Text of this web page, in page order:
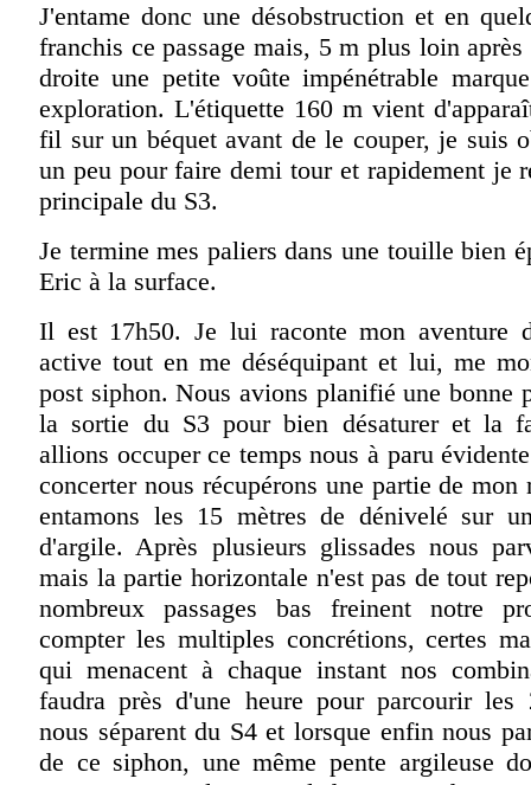
J'entame donc une désobstruction et en
franchis ce passage mais, 5 m plus loin
droite une petite voûte impénétrable
exploration. L'étiquette 160 m vient
fil sur un béquet avant de le couper, je suis
un peu pour faire demi tour et rapidement je
principale du S3.
Je termine mes paliers dans une touille bien
Eric à la surface.
Il est 17h50. Je lui raconte mon aventure
active tout en me déséquipant et lui, me
post siphon. Nous avions planifié une bonne
la sortie du S3 pour bien désaturer et la
allions occuper ce temps nous à paru
concerter nous récupérons une partie de mon
entamons les 15 mètres de dénivelé sur
d'argile. Après plusieurs glissades nous
mais la partie horizontale n'est pas de tout
nombreux passages bas freinent notre
compter les multiples concrétions, certes
qui menacent à chaque instant nos
faudra près d'une heure pour parcourir les
nous séparent du S4 et lorsque enfin nous
de ce siphon, une même pente argileuse